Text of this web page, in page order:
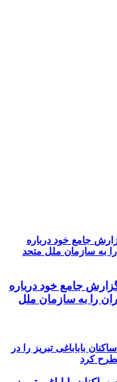
جامع خود درباره
را به سازمان ملل